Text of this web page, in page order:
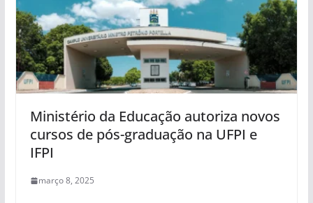
Ministério da Educação autoriza novos
cursos de pós-graduação na UFPI e
IFPI
março 8, 2025